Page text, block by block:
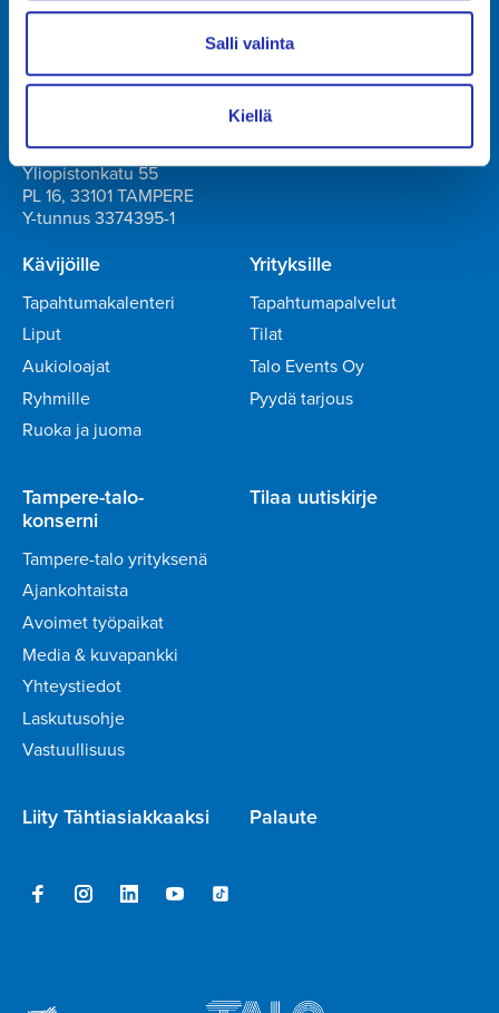
Salli valinta
Kiellä
Yliopistonkatu 55
Y-tunnus 0706363-7
Yliopistonkatu 55
PL 16, 33101 TAMPERE
Y-tunnus 3374395-1
Kävijöille
Tapahtumakalenteri
Liput
Aukioloajat
Ryhmille
Ruoka ja juoma
Yrityksille
Tapahtumapalvelut
Tilat
Talo Events Oy
Pyydä tarjous
Tampere-talo-
konserni
Tampere-talo yrityksenä
Ajankohtaista
Avoimet työpaikat
Media & kuvapankki
Yhteystiedot
Laskutusohje
Vastuullisuus
Tilaa uutiskirje
Liity Tähtiasiakkaaksi Palaute